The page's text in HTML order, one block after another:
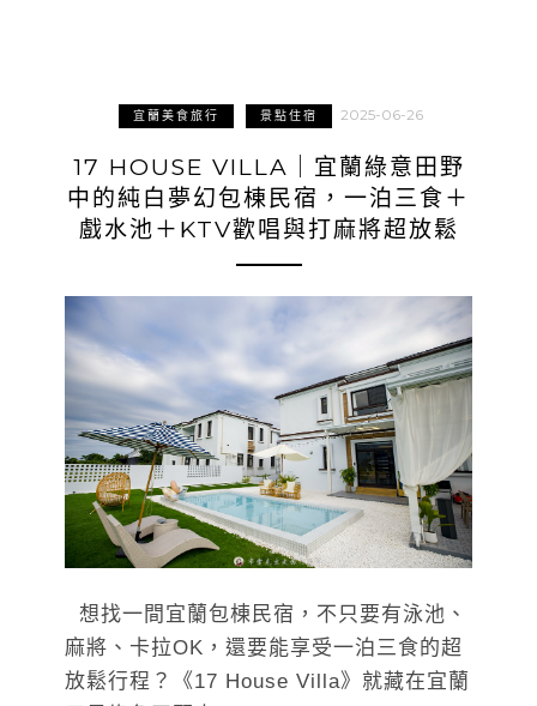
宜蘭美食旅行 景點住宿 2025-06-26
17 HOUSE VILLA｜宜蘭綠意田野
中的純白夢幻包棟民宿，一泊三食＋
戲水池＋KTV歡唱與打麻將超放鬆
想找一間宜蘭包棟民宿，不只要有泳池、
麻將、卡拉OK，還要能享受一泊三食的超
放鬆行程？《17 House Villa》就藏在宜蘭